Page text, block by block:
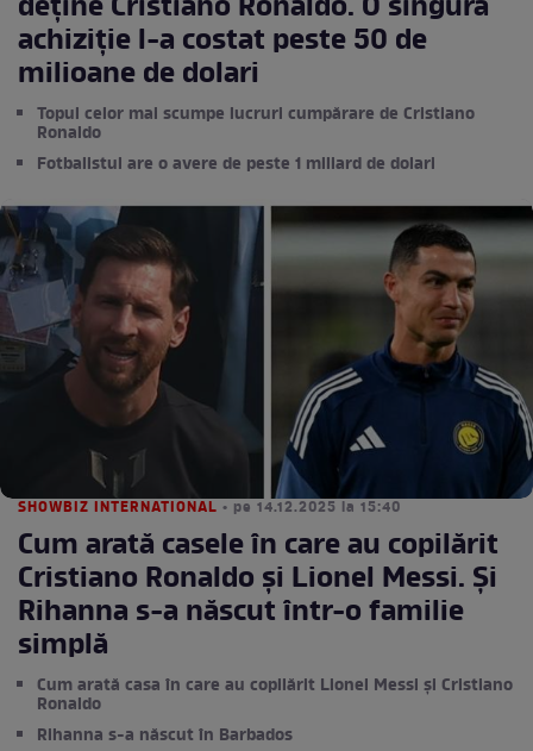
achiziție l-a costat peste 50 de
milioane de dolari
Topul celor mai scumpe lucruri cumpărare de Cristiano
Ronaldo
Fotbalistul are o avere de peste 1 miliard de dolari
SHOWBIZ INTERNATIONAL • pe 14.12.2025 la 15:40
Cum arată casele în care au copilărit
Cristiano Ronaldo și Lionel Messi. Și
Rihanna s-a născut într-o familie
simplă
Cum arată casa în care au copilărit Lionel Messi și Cristiano
Ronaldo
Rihanna s-a născut în Barbados